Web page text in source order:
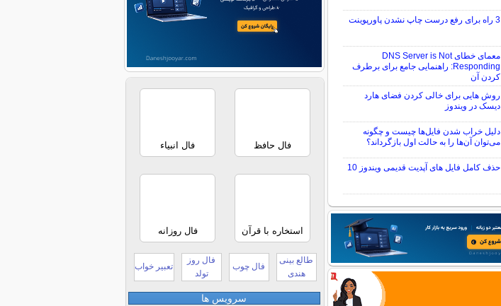
3 راه برای رفع درست چاپ نشدن پاورپوینت
معمای خطای DNS Server is Not
Responding: راهنمایی جامع برای برطرف
کردن آن
روش هایی برای خالی کردن فضای هارد
دیسک در ویندوز
دلیل خراب شدن فایل‌ها چیست و چگونه
می‌توان آن‌ها را به حالت اول بازگرداند؟
حذف کامل فایل های آپدیت قدیمی ویندوز 10
فال حافظ فال انبیاء
استخاره با قرآن فال روزانه
طالع بینی
هندی
فال چوب
فال روز
تولد
تعبیر خواب
سرویس ها